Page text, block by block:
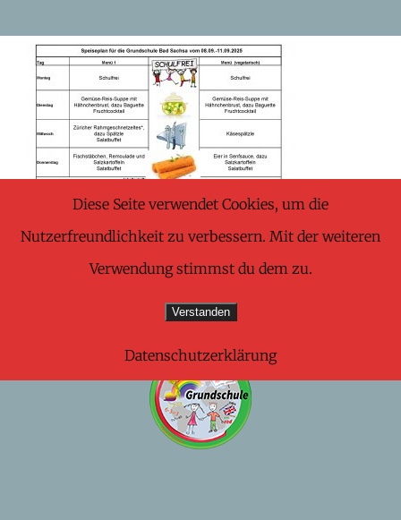
content
Diese Seite verwendet Cookies, um die
Nutzerfreundlichkeit zu verbessern. Mit der weiteren
Verwendung stimmst du dem zu.
Verstanden
Datenschutzerklärung